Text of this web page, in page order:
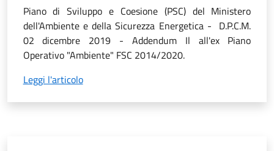
Piano di Sviluppo e Coesione (PSC) del Ministero
dell'Ambiente e della Sicurezza Energetica - D.P.C.M.
02 dicembre 2019 - Addendum Il all'ex Piano
Operativo "Ambiente" FSC 2014/2020.
Leggi l'articolo